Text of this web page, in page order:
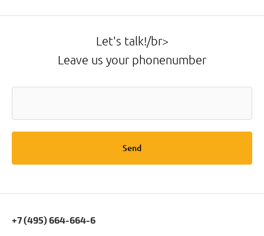
Let's talk!/br>
Leave us your phonenumber
Send
+7 (495) 664-664-6